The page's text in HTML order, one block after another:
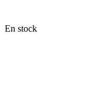
En stock